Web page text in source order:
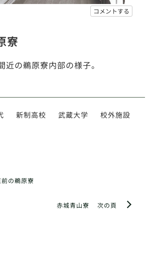
コメントする
寮
の鵜原寮内部の様子。
新制高校 武蔵大学 校外施設
の鵜原寮
次の頁
赤城青山寮